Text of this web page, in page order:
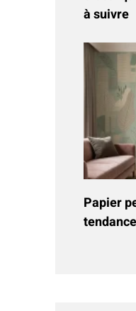
à suivre
Papier